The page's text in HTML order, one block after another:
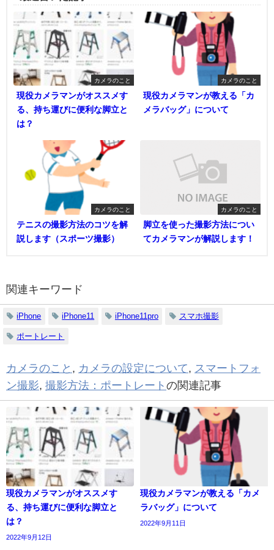
カメラのこと
現役カメラマンがオススメす
る、持ち運びに便利な脚立と
は？
カメラのこと
現役カメラマンが教える「カ
メラバッグ」について
カメラのこと
テニスの撮影方法のコツを解
説します（スポーツ撮影）
カメラのこと
脚立を使った撮影方法につい
てカメラマンが解説します！
関連キーワード
iPhone iPhone11 iPhone11pro スマホ撮影
ポートレート
カメラのこと , カメラの設定について, スマートフォ
ン撮影, 撮影方法：ポートレート の関連記事
現役カメラマンがオススメす
る、持ち運びに便利な脚立と
は？
2022年9月12日
現役カメラマンが教える「カメ
ラバッグ」について
2022年9月11日